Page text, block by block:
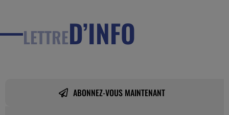
LETTRED’INFO
ABONNEZ-VOUS MAINTENANT